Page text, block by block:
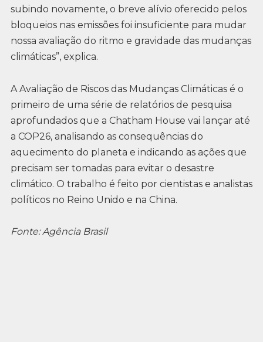
subindo novamente, o breve alívio oferecido pelos
bloqueios nas emissões foi insuficiente para mudar
nossa avaliação do ritmo e gravidade das mudanças
climáticas”, explica.
A Avaliação de Riscos das Mudanças Climáticas é o
primeiro de uma série de relatórios de pesquisa
aprofundados que a Chatham House vai lançar até
a COP26, analisando as consequências do
aquecimento do planeta e indicando as ações que
precisam ser tomadas para evitar o desastre
climático. O trabalho é feito por cientistas e analistas
políticos no Reino Unido e na China.
Fonte: Agência Brasil